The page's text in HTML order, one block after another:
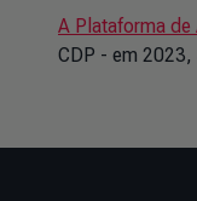
A Plataforma de
CDP - em 2023,